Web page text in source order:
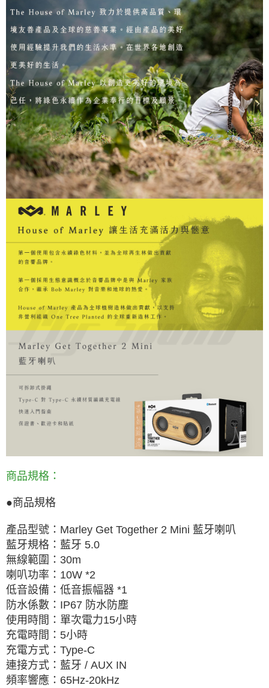
商品規格：
●商品規格
產品型號： Marley Get Together 2 Mini 藍牙喇叭
藍牙規格：藍牙 5.0
無線範圍： 30m
喇叭功率： 10W *2
低音設備：低音振幅器 *1
防水係數： IP67 防水防塵
使用時間：單次電力15小時
充電時間： 5小時
充電方式： Type-C
連接方式：藍牙 / AUX IN
頻率響應： 65Hz-20kHz